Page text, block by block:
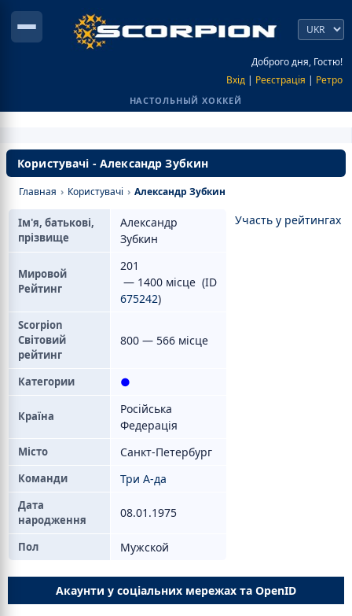
Доброго дня, Гостю!
Вхід | Реєстрація | Ретро
НАСТОЛЬНЫЙ ХОККЕЙ
Користувачі - Александр Зубкин
Главная › Користувачі › Александр Зубкин
Участь у рейтингах
Ім'я, батькові,
прізвище
Александр
Зубкин
Мировой
Рейтинг
201
— 1400 місце (ID
675242)
Scorpion
Світовий
рейтинг
800 — 566 місце
Категории ●
Країна
Російська
Федерація
Місто Санкт-Петербург
Команди Три А-да
Дата
народження
08.01.1975
Пол Мужской
Акаунти у соціальних мережах та OpenID